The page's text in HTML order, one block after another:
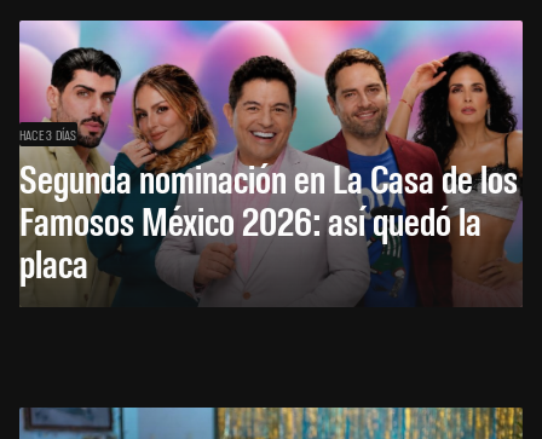
HACE 3 DÍAS
Segunda nominación en La Casa de los
Famosos México 2026: así quedó la
placa